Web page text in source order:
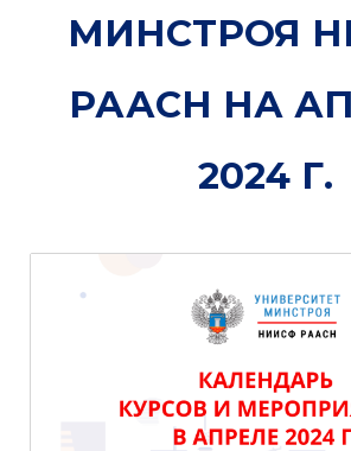
МИНСТРОЯ
РААСН НА
2024 Г.